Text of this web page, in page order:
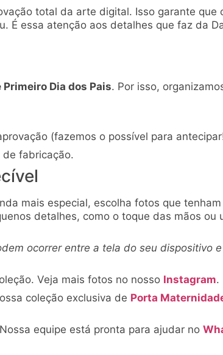
total da arte digital. Isso garante que
É essa atenção aos detalhes que faz da
Primeiro Dia dos Pais. Por isso,
(fazemos o possível para
fabricação.
mais especial, escolha fotos que
detalhes, como o toque das mãos ou
ocorrer entre a tela do seu dispositivo
Veja mais fotos no nosso Instagram.
coleção exclusiva de Porta
equipe está pronta para ajudar no